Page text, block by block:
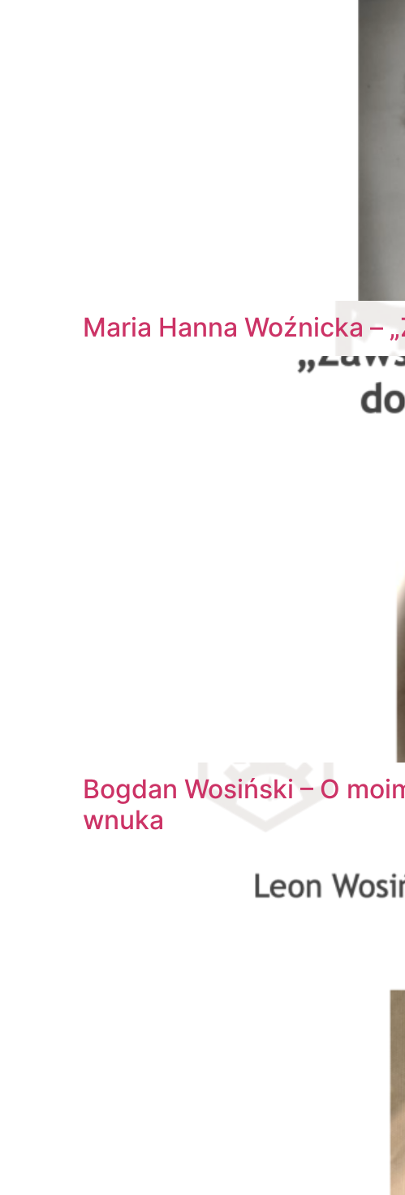
Maria Hanna Woźnicka –
Bogdan Wosiński – O
wnuka